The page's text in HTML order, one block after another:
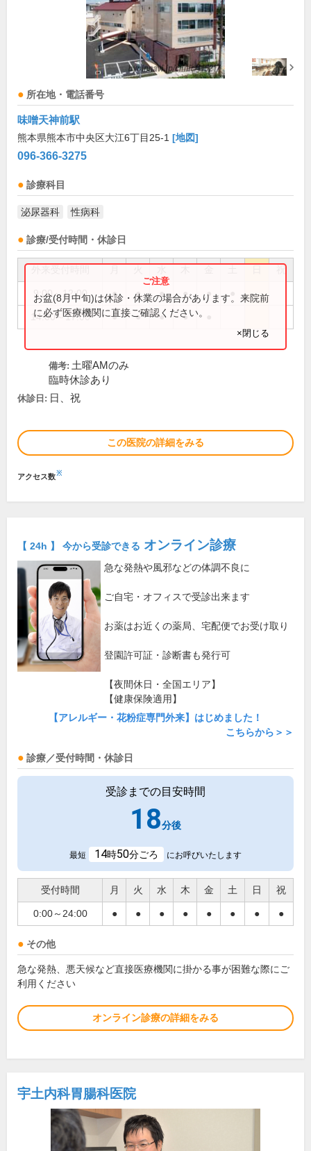
所在地・電話番号
味噌天神前駅
熊本県熊本市中央区大江6丁目25-1 [地図]
096-366-3275
診療科目
泌尿器科 性病科
診療/受付時間・休診日
祝
9:00～12:00 ● ● ● ● ●
14:00～17:00 ● ● ● ●
お盆(8月中旬)は休診・休業の場合があります。来院前
に必ず医療機関に直接ご確認ください。
×閉じる
備考: 土曜AMのみ
臨時休診あり
休診日: 日、祝
この医院の詳細をみる
アクセス数※
【 24h 】 今から受診できる オンライン診療
急な発熱や風邪などの体調不良に
ご自宅・オフィスで受診出来ます
お薬はお近くの薬局、宅配便でお受け取り
登園許可証・診断書も発行可
【夜間休日・全国エリア】
【健康保険適用】
【アレルギー・花粉症専門外来】はじめました！
こちらから＞＞
診療／受付時間・休診日
受診までの目安時間
18分後
最短 14時50分ごろ にお呼びいたします
受付時間 月 火 水 木 金 土 日 祝
0:00～24:00 ● ● ● ● ● ● ● ●
その他
急な発熱、悪天候など直接医療機関に掛かる事が困難な際にご
利用ください
オンライン診療の詳細をみる
宇土内科胃腸科医院